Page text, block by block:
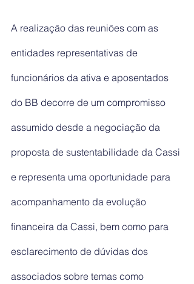
A realização das reuniões com as
entidades representativas de
funcionários da ativa e aposentados
do BB decorre de um compromisso
assumido desde a negociação da
proposta de sustentabilidade da Cassi
e representa uma oportunidade para
acompanhamento da evolução
financeira da Cassi, bem como para
esclarecimento de dúvidas dos
associados sobre temas como